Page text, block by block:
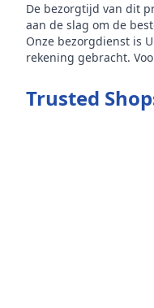
De bezorgtijd van dit
aan de slag om de
Onze bezorgdienst is
rekening gebracht.
Trusted